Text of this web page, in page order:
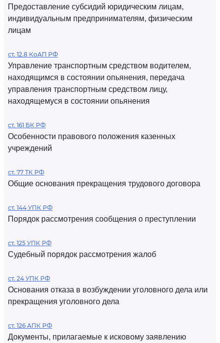
Предоставление субсидий юридическим лицам,
индивидуальным предпринимателям, физическим
лицам
ст. 12.8 КоАП РФ
Управление транспортным средством водителем,
находящимся в состоянии опьянения, передача
управления транспортным средством лицу,
находящемуся в состоянии опьянения
ст. 161 БК РФ
Особенности правового положения казенных
учреждений
ст. 77 ТК РФ
Общие основания прекращения трудового договора
ст. 144 УПК РФ
Порядок рассмотрения сообщения о преступлении
ст. 125 УПК РФ
Судебный порядок рассмотрения жалоб
ст. 24 УПК РФ
Основания отказа в возбуждении уголовного дела или
прекращения уголовного дела
ст. 126 АПК РФ
Документы, прилагаемые к исковому заявлению